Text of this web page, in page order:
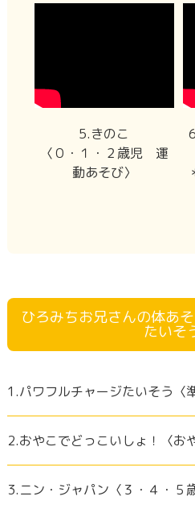
5.きのこ
〈０・１・２歳児 運
動あそび〉
ひろみちお兄さんの体あ
たいそ
1.パワフルチャージたいそう〈
2.おやこでどっこいしょ！〈お
3.ニン・ジャパン〈３・４・５